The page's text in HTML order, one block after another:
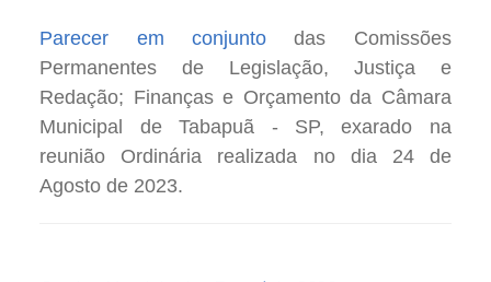
Parecer em conjunto das Comissões
Permanentes de Legislação, Justiça e
Redação; Finanças e Orçamento da Câmara
Municipal de Tabapuã - SP, exarado na
reunião Ordinária realizada no dia 24 de
Agosto de 2023.